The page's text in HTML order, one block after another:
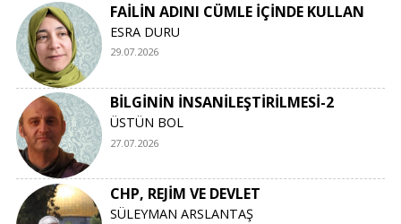
FAİLİN ADINI CÜMLE İÇİNDE KULLAN
ESRA DURU
29.07.2026
BİLGİNİN İNSANİLEŞTİRİLMESİ-2
ÜSTÜN BOL
27.07.2026
CHP, REJİM VE DEVLET
SÜLEYMAN ARSLANTAŞ